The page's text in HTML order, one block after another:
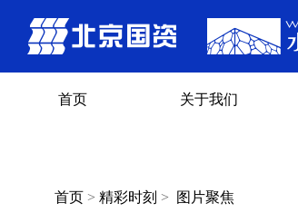
首页 关于我们
首页 > 精彩时刻 > 图片聚焦